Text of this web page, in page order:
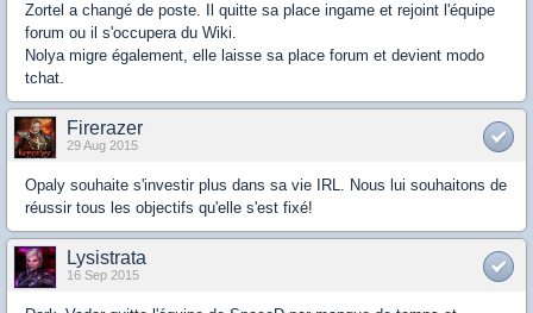
Zortel a changé de poste. Il quitte sa place ingame et rejoint l'équipe
forum ou il s'occupera du Wiki.
Nolya migre également, elle laisse sa place forum et devient modo
tchat.
Firerazer
29 Aug 2015
Opaly souhaite s'investir plus dans sa vie IRL. Nous lui souhaitons de
réussir tous les objectifs qu'elle s'est fixé!
Lysistrata
16 Sep 2015